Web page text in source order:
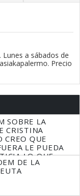
Lunes a sábados de
Precio
SOBRE LA
CRISTINA
CREO QUE
LE PUEDA
LO QUE
DE LA